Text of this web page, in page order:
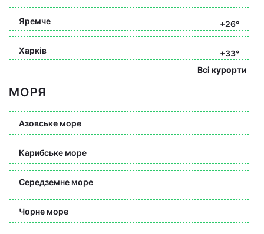
Яремче +26°
Харків
+33°
Всі курорти
МОРЯ
Азовське море
Карибське море
Середземне море
Чорне море